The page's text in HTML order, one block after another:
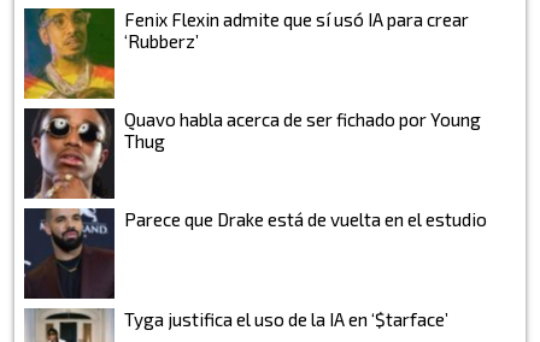
Fenix Flexin admite que sí usó IA para crear
‘Rubberz’
Quavo habla acerca de ser fichado por Young
Thug
Parece que Drake está de vuelta en el estudio
Tyga justifica el uso de la IA en ‘$tarface’